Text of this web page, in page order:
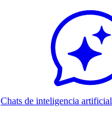
Chats de inteligencia artificial